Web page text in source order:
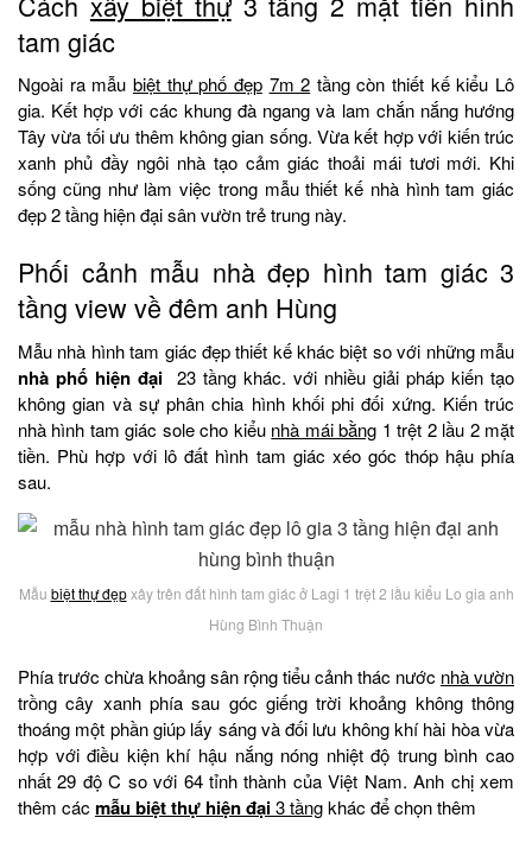
tam giác
Ngoài ra mẫu biệt thự phố đẹp 7m 2 tầng còn thiết kế kiểu Lô
gia. Kết hợp với các khung đà ngang và lam chắn nắng hướng
Tây vừa tối ưu thêm không gian sống. Vừa kết hợp với kiến trúc
xanh phủ đầy ngôi nhà tạo cảm giác thoải mái tươi mới. Khi
sống cũng như làm việc trong mẫu thiết kế nhà hình tam giác
đẹp 2 tầng hiện đại sân vườn trẻ trung này.
Phối cảnh mẫu nhà đẹp hình tam giác 3
tầng view về đêm anh Hùng
Mẫu nhà hình tam giác đẹp thiết kế khác biệt so với những mẫu
nhà phố hiện đại 23 tầng khác. với nhiều giải pháp kiến tạo
không gian và sự phân chia hình khối phi đối xứng. Kiến trúc
nhà hình tam giác sole cho kiểu nhà mái bằng 1 trệt 2 lầu 2 mặt
tiền. Phù hợp với lô đất hình tam giác xéo góc thóp hậu phía
sau.
Mẫu biệt thự đẹpxây trên đất hình tam giác ở Lagi 1 trệt 2 lầu kiểu Lo gia anh
Hùng Bình Thuận
Phía trước chừa khoảng sân rộng tiểu cảnh thác nước nhà vườn
trồng cây xanh phía sau góc giếng trời khoảng không thông
thoáng một phần giúp lấy sáng và đối lưu không khí hài hòa vừa
hợp với điều kiện khí hậu nắng nóng nhiệt độ trung bình cao
nhất 29 độ C so với 64 tỉnh thành của Việt Nam. Anh chị xem
thêm các mẫubiệt thự hiện đại3 tầngkhác để chọn thêm